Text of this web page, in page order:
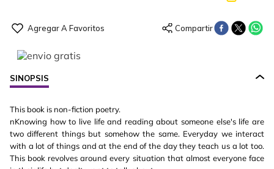
SINOPSIS
This book is non-fiction poetry.
nKnowing how to live life and reading about someone else's life are
two different things but somehow the same. Everyday we interact
with a lot of things and at the end of the day they teach us a lot too.
This book revolves around every situation that almost everyone face